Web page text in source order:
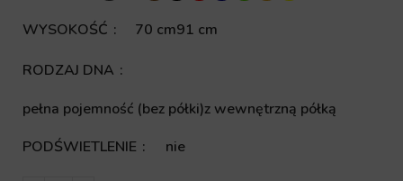
WYSOKOŚĆ 70 cm91 cm
RODZAJ DNA
pełna pojemność (bez półki)z wewnętrzną półką
PODŚWIETLENIE
nie